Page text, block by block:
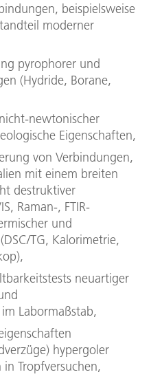
beispielsweise
moderner
pyrophorer und
(Hydride, Borane,
newtonischer
Eigenschaften,
von Verbindungen,
mit einem breiten
destruktiver
Raman-, FTIR-
und
TG, Kalorimetrie,
neuartiger
Labormaßstab,
hypergoler
Tropfversuchen,